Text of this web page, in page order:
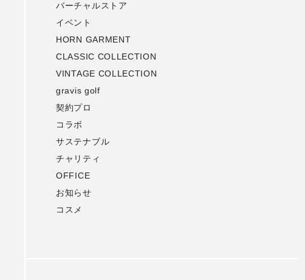
バーチャルストア
イベント
HORN GARMENT
CLASSIC COLLECTION
VINTAGE COLLECTION
gravis golf
契約プロ
コラボ
サステナブル
チャリティ
OFFICE
お知らせ
コスメ